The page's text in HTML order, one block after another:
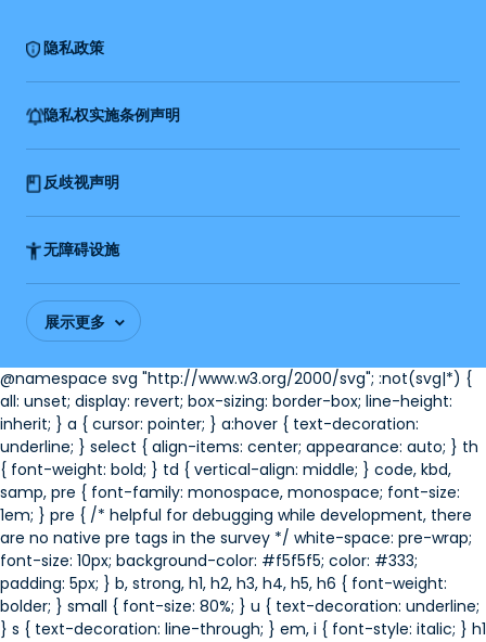
隐私政策
隐私权实施条例声明
反歧视声明
无障碍设施
展示更多